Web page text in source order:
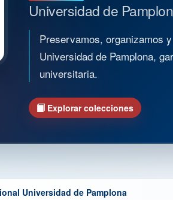
Universidad de
Preservamos, organizamos
Universidad de Pamplona,
universitaria.
Explorar colecciones
Universidad de Pamplona